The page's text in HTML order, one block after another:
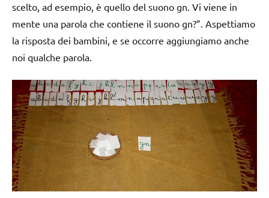
scelto, ad esempio, è quello del suono gn. Vi viene in
mente una parola che contiene il suono gn?”. Aspettiamo
la risposta dei bambini, e se occorre aggiungiamo anche
noi qualche parola.